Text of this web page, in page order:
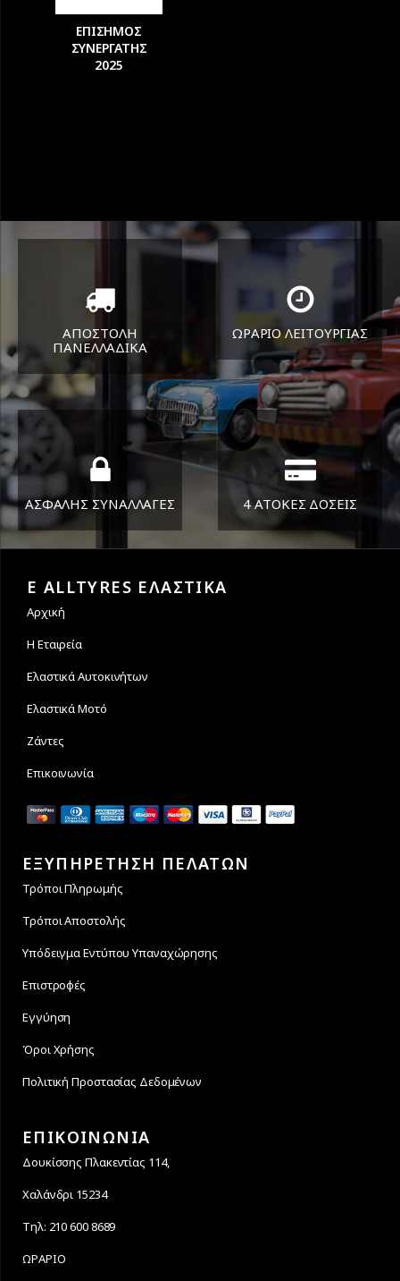
ΕΠΙΣΗΜΟΣ
ΣΥΝΕΡΓΑΤΗΣ
2025
ΑΠΟΣΤΟΛΗ
ΠΑΝΕΛΛΑΔΙΚA
Όπου και αν είστε θα σας
στείλουμε τα ελαστικά σας
ΩΡΑΡΙΟ ΛΕΙΤΟΥΡΓΙΑΣ
ΔΕΥ-ΠΑΡ 8:30-17:30
ΣΑΒ 8:30-13:30
ΑΣΦΑΛΗΣ ΣΥΝΑΛΛΑΓΕΣ 4 ΑΤΟΚΕΣ ΔΟΣΕΙΣ
E ALLTYRES ΕΛΑΣΤΙΚΑ
Αρχική
Η Εταιρεία
Ελαστικά Αυτοκινήτων
Ελαστικά Μοτό
Ζάντες
Επικοινωνία
ΕΞΥΠΗΡΕΤΗΣΗ ΠΕΛΑΤΩΝ
Τρόποι Πληρωμής
Τρόποι Αποστολής
Υπόδειγμα Εντύπου Υπαναχώρησης
Επιστροφές
Εγγύηση
Όροι Χρήσης
Πολιτική Προστασίας Δεδομένων
ΕΠΙΚΟΙΝΩΝΙΑ
Δουκίσσης Πλακεντίας 114,
Χαλάνδρι 15234
Τηλ: 210 600 8689
ΩΡΑΡΙΟ